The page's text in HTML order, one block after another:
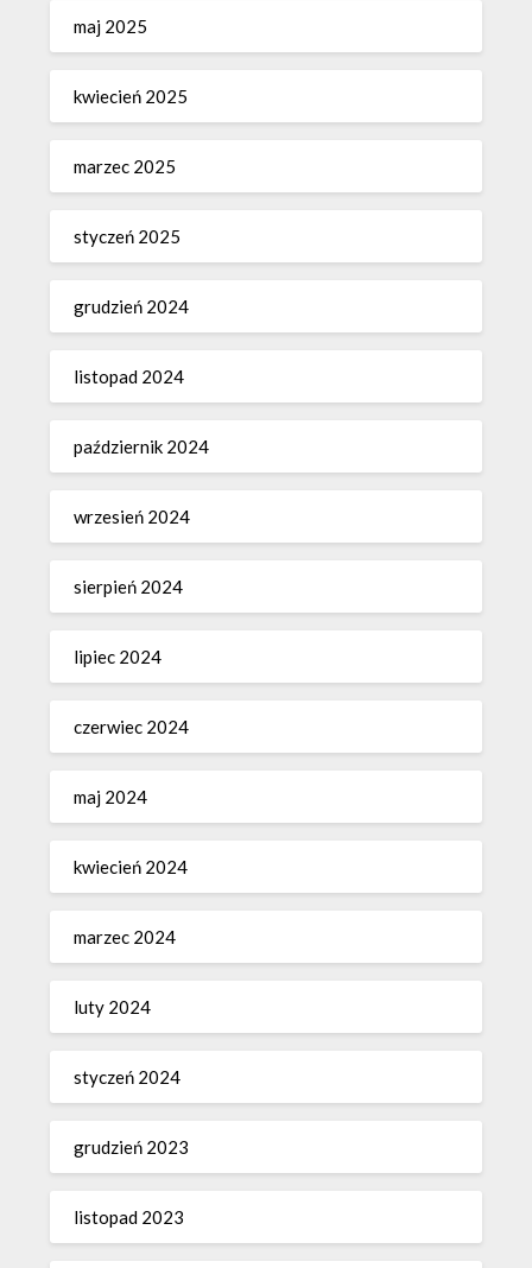
maj 2025
kwiecień 2025
marzec 2025
styczeń 2025
grudzień 2024
listopad 2024
październik 2024
wrzesień 2024
sierpień 2024
lipiec 2024
czerwiec 2024
maj 2024
kwiecień 2024
marzec 2024
luty 2024
styczeń 2024
grudzień 2023
listopad 2023